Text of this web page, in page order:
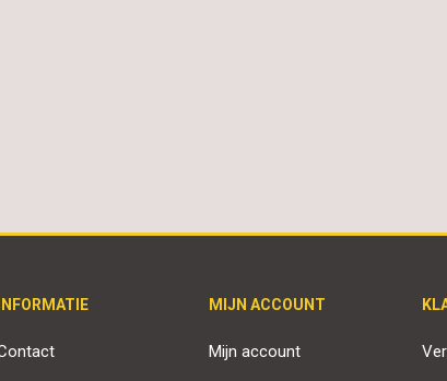
INFORMATIE MIJN ACCOUNT
Mijn account